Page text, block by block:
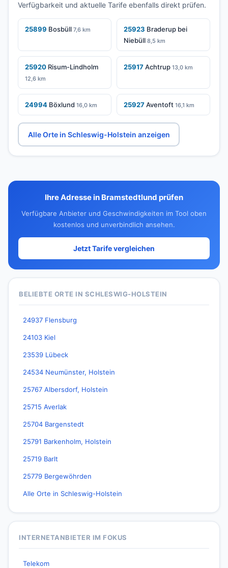
Verfügbarkeit und aktuelle Tarife ebenfalls direkt prüfen.
25899 Bosbüll 7,6 km 25923 Braderup bei
Niebüll 8,5 km
25920 Risum-Lindholm
12,6 km
25917Achtrup 13,0 km
24994 Böxlund 16,0 km 25927Aventoft 16,1 km
Alle Orte in Schleswig-Holstein anzeigen
Ihre Adresse in Bramstedtlund prüfen
Verfügbare Anbieter und Geschwindigkeiten im Tool oben
kostenlos und unverbindlich ansehen.
Jetzt Tarife vergleichen
BELIEBTE ORTE IN SCHLESWIG-HOLSTEIN
24937 Flensburg
24103 Kiel
23539 Lübeck
24534 Neumünster, Holstein
25767 Albersdorf, Holstein
25715 Averlak
25704 Bargenstedt
25791 Barkenholm, Holstein
25719 Barlt
25779 Bergewöhrden
Alle Orte in Schleswig-Holstein
INTERNETANBIETER IM FOKUS
Telekom